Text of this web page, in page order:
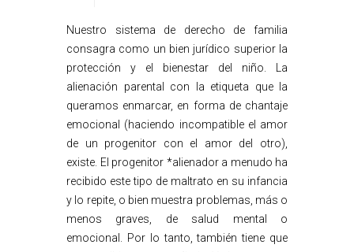
Nuestro sistema de derecho de familia
consagra como un bien jurídico superior la
protección y el bienestar del niño. La
alienación parental con la etiqueta que la
queramos enmarcar, en forma de chantaje
emocional (haciendo incompatible el amor
de un progenitor con el amor del otro),
existe. El progenitor *alienador a menudo ha
recibido este tipo de maltrato en su infancia
y lo repite, o bien muestra problemas, más o
menos graves, de salud mental o
emocional. Por lo tanto, también tiene que